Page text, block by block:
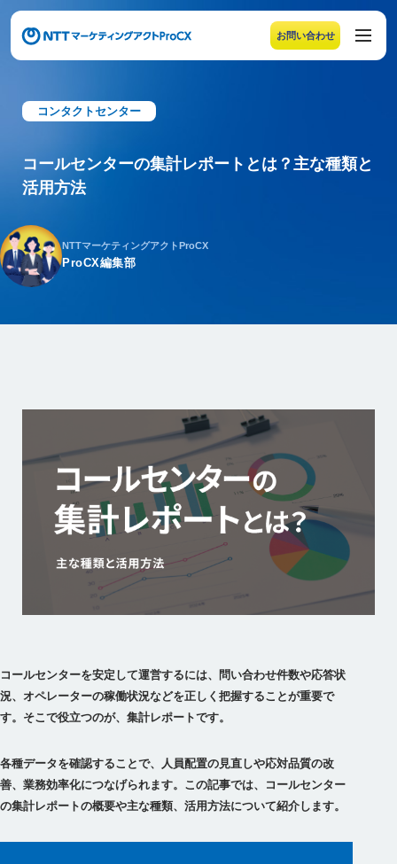
お問い合わせ
メニューの末尾です。Escape キーでメニューを閉じるこ
コンタクトセンター
コールセンターの集計レポートとは？主な種類と
活用方法
NTTマーケティングアクトProCX
ProCX編集部
コールセンターを安定して運営するには、問い合わせ件数や応答状
況、オペレーターの稼働状況などを正しく把握することが重要で
す。そこで役立つのが、集計レポートです。
各種データを確認することで、人員配置の見直しや応対品質の改
善、業務効率化につなげられます。この記事では、コールセンター
の集計レポートの概要や主な種類、活用方法について紹介します。